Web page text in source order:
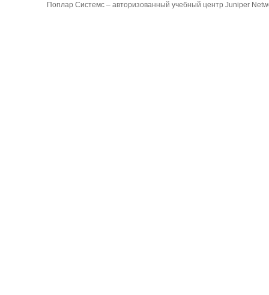
Поплар Системс – авторизованный учебный центр Juniper